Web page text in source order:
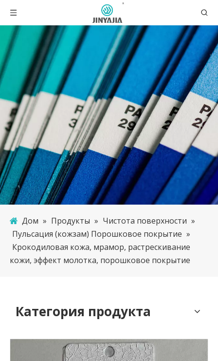
Дом » Продукты » Чистота поверхности »
Пульсация (кожзам) Порошковое покрытие »
Крокодиловая кожа, мрамор, растрескивание
кожи, эффект молотка, порошковое покрытие
Категория продукта